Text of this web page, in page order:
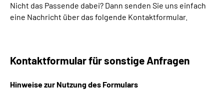
Nicht das Passende dabei? Dann senden Sie uns einfach
eine Nachricht über das folgende Kontaktformular.
Kontaktformular für sonstige Anfragen
Hinweise zur Nutzung des Formulars